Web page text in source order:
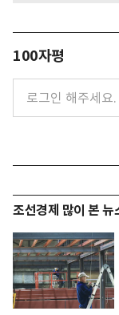
100자평
조선경제 많이 본 뉴